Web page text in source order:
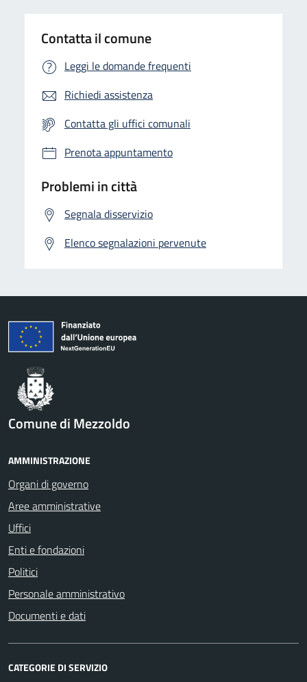
Contatta il comune
Leggi le domande frequenti
Richiedi assistenza
Contatta gli uffici comunali
Prenota appuntamento
Problemi in città
Segnala disservizio
Elenco segnalazioni pervenute
Comune di Mezzoldo
AMMINISTRAZIONE
Organi di governo
Aree amministrative
Uffici
Enti e fondazioni
Politici
Personale amministrativo
Documenti e dati
CATEGORIE DI SERVIZIO